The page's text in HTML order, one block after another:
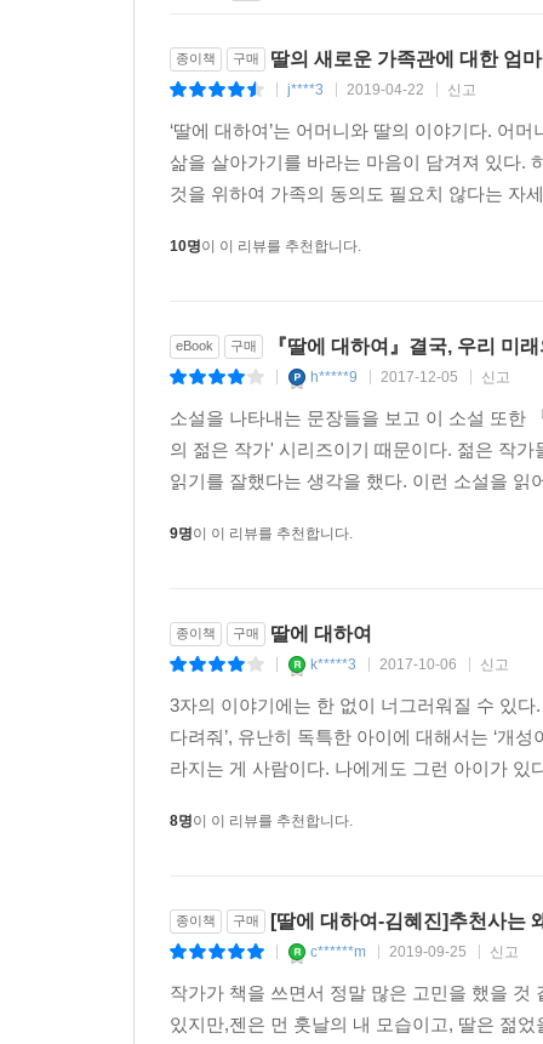
종이책 구매 딸의 새로운 가족관에 대한 엄
j****3 2019-04-22 신고
‘딸에 대하여’는 어머니와 딸의 이야기다. 어
삶을 살아가기를 바라는 마음이 담겨져 있다.
것을 위하여 가족의 동의도 필요치 않다는 자
10명이 이 리뷰를 추천합니다.
eBook 구매 『딸에 대하여』결국, 우리 미
h*****9 2017-12-05 신고
소설을 나타내는 문장들을 보고 이 소설 또한
의 젊은 작가' 시리즈이기 때문이다. 젊은 작
읽기를 잘했다는 생각을 했다. 이런 소설을
9명이 이 리뷰를 추천합니다.
종이책 구매 딸에 대하여
k*****3 2017-10-06 신고
3자의 이야기에는 한 없이 너그러워질 수 있
다려줘’, 유난히 독특한 아이에 대해서는 ‘개
라지는 게 사람이다. 나에게도 그런 아이가
8명이 이 리뷰를 추천합니다.
종이책 구매 [딸에 대하여-김혜진]추천사는
c******m 2019-09-25 신고
작가가 책을 쓰면서 정말 많은 고민을 했을
있지만,젠은 먼 훗날의 내 모습이고, 딸은 젊